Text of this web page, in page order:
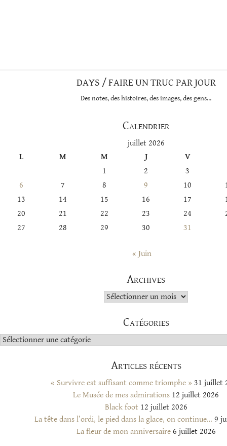
DAYS / FAIRE UN TRUC PAR JOUR
Des notes, des histoires, des images, des gens…
Calendrier
juillet 2026
L
M M J
V
1
2
3
6
7 8 9 10
13
14 15 16 17
20
21 22 23 24
27
28 29 30 31
« Juin
Archives
Archives
Catégories
Catégories
Articles récents
« Survivre est suffisant comme triomphe » 31 juillet
Le Musée de mes admirations 12 juillet 2026
Black foot 12 juillet 2026
La tête dans l’ordi, le pied dans la glace, on continue… 9
La fleur de mon anniversaire 6 juillet 2026